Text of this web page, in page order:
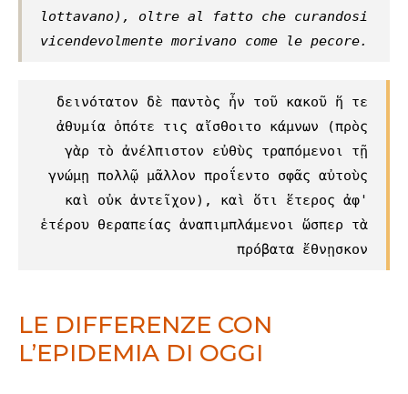
lottavano), oltre al fatto che curandosi
vicendevolmente morivano come le pecore.
δεινότατον δὲ παντὸς ἦν τοῦ κακοῦ ἥ τε
ἀθυμία ὁπότε τις αἴσθοιτο κάμνων (πρὸς
γὰρ τὸ ἀνέλπιστον εὐθὺς τραπόμενοι τῇ
γνώμῃ πολλῷ μᾶλλον προΐεντο σφᾶς αὐτοὺς
καὶ οὐκ ἀντεῖχον), καὶ ὅτι ἕτερος ἀφ'
ἑτέρου θεραπείας ἀναπιμπλάμενοι ὥσπερ τὰ
πρόβατα ἔθνῃσκον
LE DIFFERENZE CON
L’EPIDEMIA DI OGGI